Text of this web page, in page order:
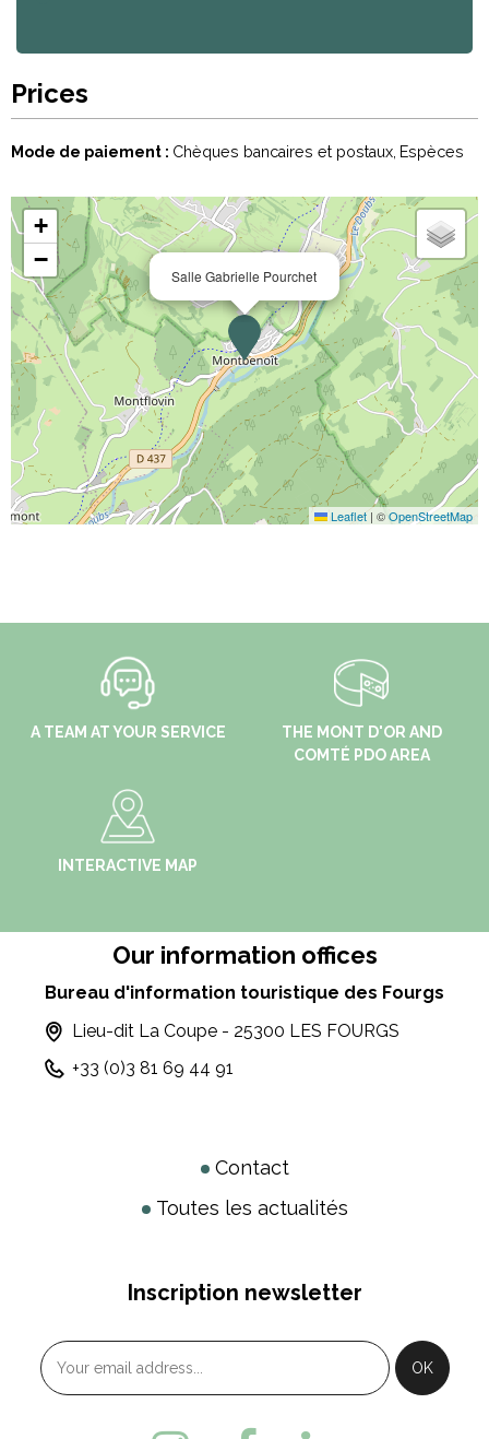
Prices
Mode de paiement : Chèques bancaires et postaux Espèces
Salle Gabrielle Pourchet
+
−
Leaflet | ©OpenStreetMap
A TEAM AT YOUR SERVICE
THE MONT D'OR AND
COMTÉ PDO AREA
INTERACTIVE MAP
Our information offices
Bureau d'information touristique des Fourgs
Lieu-dit La Coupe - 25300 LES FOURGS
+33 (0)3 81 69 44 91
Contact
Toutes les actualités
Inscription newsletter